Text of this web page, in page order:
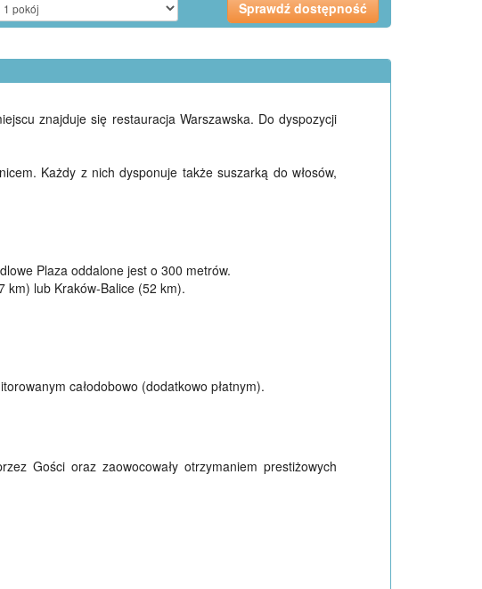
znajduje się restauracja Warszawska. Do dyspozycji
Każdy z nich dysponuje także suszarką do włosów,
Plaza oddalone jest o 300 metrów.
km) lub Kraków-Balice (52 km).
całodobowo (dodatkowo płatnym).
Gości oraz zaowocowały otrzymaniem prestiżowych